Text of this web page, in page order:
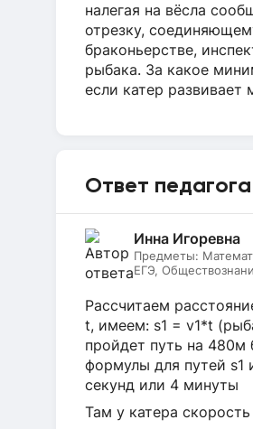
налегая на вёсла
отрезку,
браконьерстве,
рыбака. За какое
если катер
Ответ педагога
Инна Игоревна
Предметы:
ЕГЭ,
Рассчитаем
t, имеем: s1 = v1*t
пройдет путь на 480м
формулы для путей
секунд или 4 минуты
Там у катера